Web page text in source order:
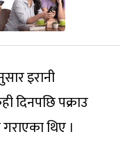
इरानी
दिनपछि पक्राउ
थिए ।